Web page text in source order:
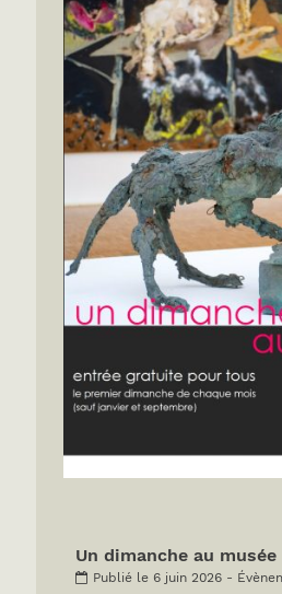
Un dimanche au musée
Publié le 6 juin 2026 -